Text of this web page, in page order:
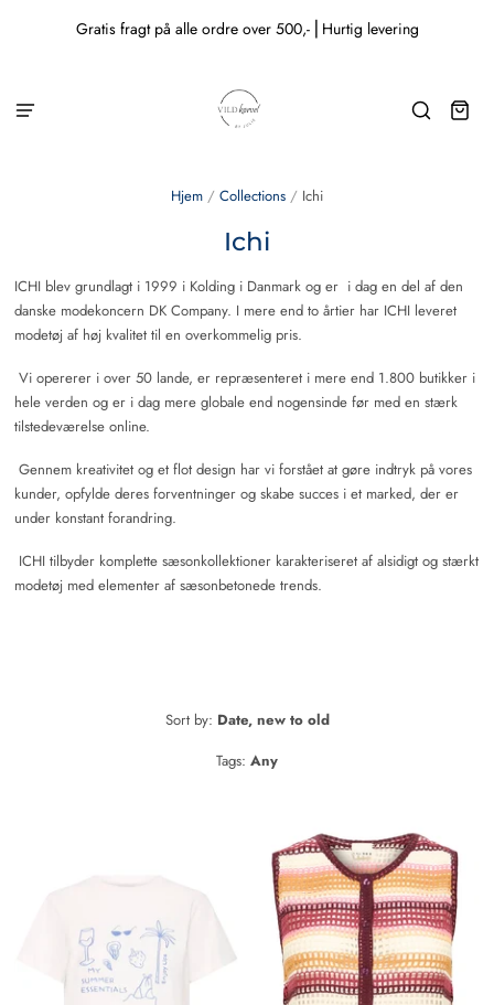
Gratis fragt på alle ordre over 500,- ⎜Hurtig levering
Hjem / Collections / Ichi
Ichi
ICHI blev grundlagt i 1999 i Kolding i Danmark og er i dag en del af den
danske modekoncern DK Company. I mere end to årtier har ICHI leveret
modetøj af høj kvalitet til en overkommelig pris.
Vi opererer i over 50 lande, er repræsenteret i mere end 1.800 butikker i
hele verden og er i dag mere globale end nogensinde før med en stærk
tilstedeværelse online.
Gennem kreativitet og et flot design har vi forstået at gøre indtryk på vores
kunder, opfylde deres forventninger og skabe succes i et marked, der er
under konstant forandring.
ICHI tilbyder komplette sæsonkollektioner karakteriseret af alsidigt og stærkt
modetøj med elementer af sæsonbetonede trends.
Sort by: Date, new to old
Tags: Any